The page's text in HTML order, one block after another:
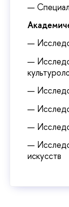
—
—
—
—
—
—
—
искусств